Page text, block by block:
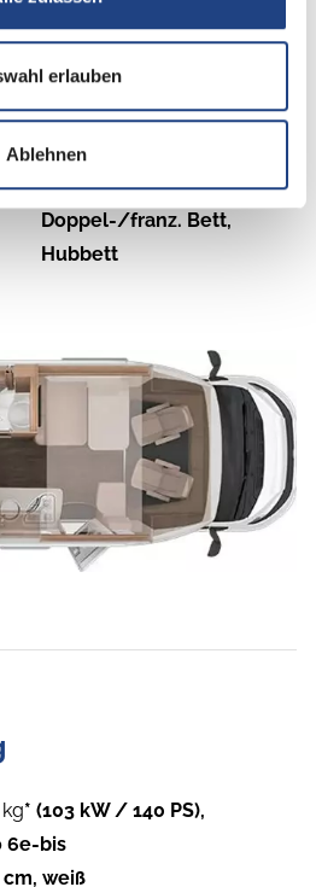
erlauben
Ablehnen
4
WC
Doppel-/franz. Bett,
Hubbett
* (103 kW / 140 PS),
6e-bis
cm, weiß